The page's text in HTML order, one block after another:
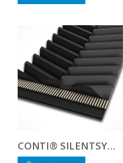
CONTI® SILENTSYNC P-896